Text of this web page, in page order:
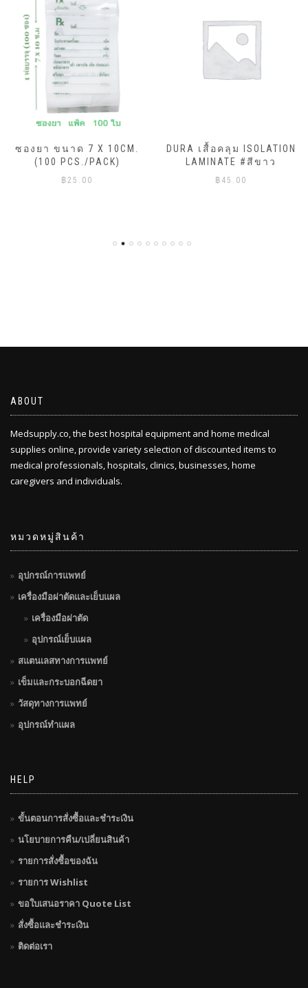
ซองยา ขนาด 7 X 10CM.
(100 PCS./PACK)
฿25.00
DURA เสื้อคลุม ISOLATION
LAMINATE #สีขาว
฿ 45.00
ABOUT
Medsupply.co, the best hospital equipment and home medical
supplies online, provide variety selection of discounted items to
medical professionals, hospitals, clinics, businesses, home
caregivers and individuals.
หมวดหมู่สินค้า
อุปกรณ์การแพทย์
เครื่องมือผ่าตัดและเย็บแผล
เครื่องมือผ่าตัด
อุปกรณ์เย็บแผล
สแตนเลสทางการแพทย์
เข็มและกระบอกฉีดยา
วัสดุทางการแพทย์
อุปกรณ์ทำแผล
HELP
ขั้นตอนการสั่งซื้อและชำระเงิน
นโยบายการคืน/เปลี่ยนสินค้า
รายการสั่งซื้อของฉัน
รายการ Wishlist
ขอใบเสนอราคา Quote List
สั่งซื้อและชำระเงิน
ติดต่อเรา